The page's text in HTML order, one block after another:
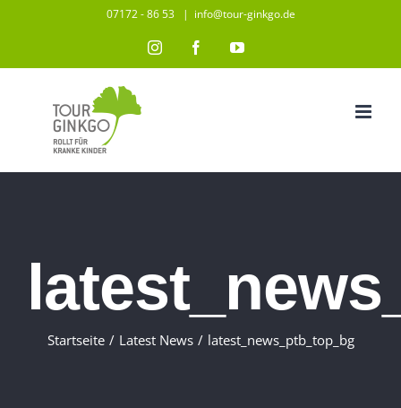
07172 - 86 53 | info@tour-ginkgo.de
InstagramFacebookYouTube
Startseite / Latest News / latest_news_ptb_top_bg